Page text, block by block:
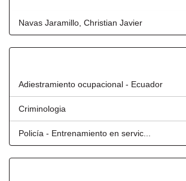
Navas Jaramillo, Christian Javier
Adiestramiento ocupacional - Ecuador
Criminologia
Policía - Entrenamiento en servic...